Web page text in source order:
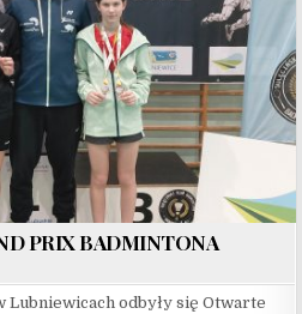
PRIX BADMINTONA
Lubniewicach odbyły się Otwarte